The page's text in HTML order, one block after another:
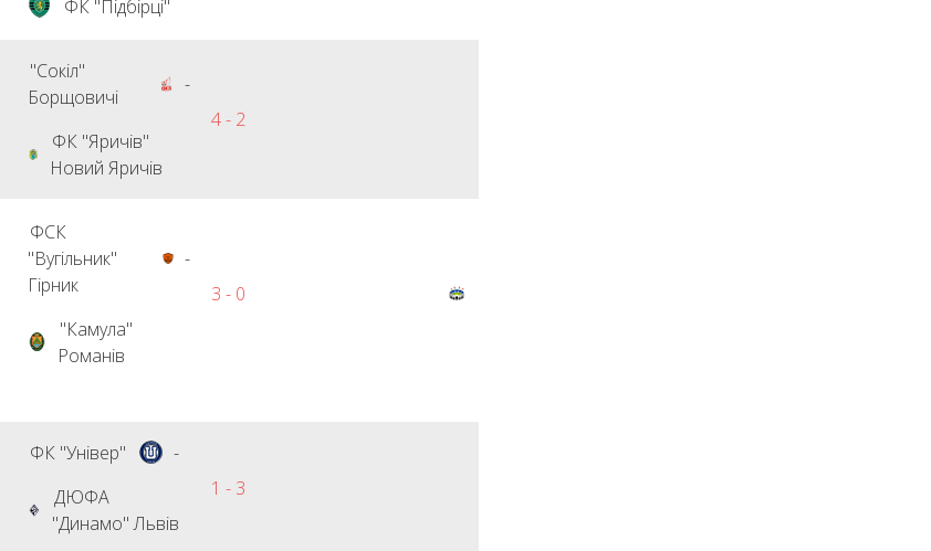
ФК "Підбірці"
"Сокіл"
Борщовичі
-
ФК "Яричів"
Новий Яричів
4 - 2
ФСК
"Вугільник"
Гірник
-
"Камула"
Романів
3 - 0
ФК "Універ"
-
ДЮФА
"Динамо" Львів
1 - 3